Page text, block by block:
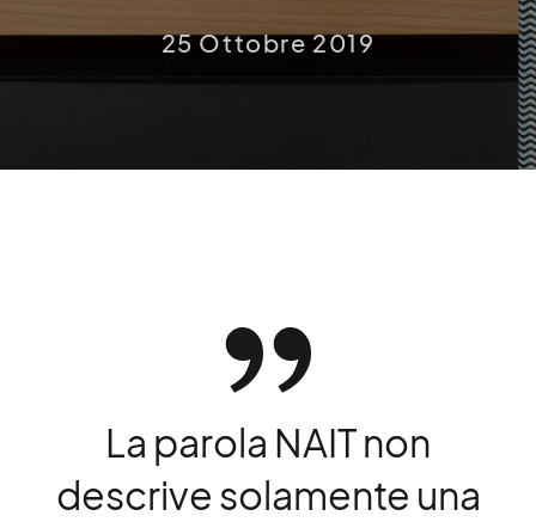
25 Ottobre 2019
La parola NAIT non
descrive solamente una